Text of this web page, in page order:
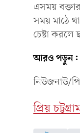
এসময়
সময় মাঠে
চেষ্টা করলে
আরও পড়ুন:
নিউজনাউ/
প্রিয়